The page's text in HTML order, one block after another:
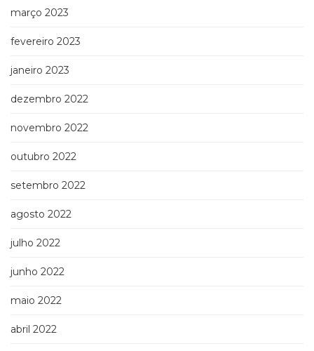
março 2023
fevereiro 2023
janeiro 2023
dezembro 2022
novembro 2022
outubro 2022
setembro 2022
agosto 2022
julho 2022
junho 2022
maio 2022
abril 2022